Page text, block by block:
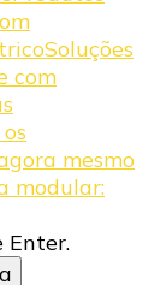
Soluções
com
mesmo
modular:
Enter.